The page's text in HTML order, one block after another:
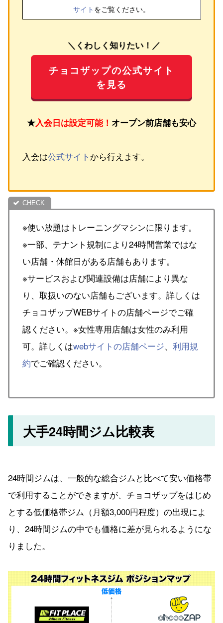
サイト をご覧ください。
＼くわしく知りたい！／
チョコザップの公式サイト
を見る
★入会日は設定可能！ オープン前店舗も安心
入会は公式サイト から行えます。
※使い放題はトレーニングマシンに限ります。
※一部、テナント規制により24時間営業ではな
い店舗・休館日がある店舗もあります。
※サービスおよび関連設備は店舗により異な
り、取扱いのない店舗もございます。詳しくは
チョコザップWEBサイトの店舗ページでご確
認ください。※女性専用店舗は女性のみ利用
可。詳しくはwebサイトの店舗ページ、 利用規
約でご確認ください。
大手24時間ジム比較表
24時間ジムは、一般的な総合ジムと比べて安い価格帯
で利用することができますが、チョコザップをはじめ
とする低価格帯ジム（月額3,000円程度）の出現によ
り、24時間ジムの中でも価格に差が見られるようにな
りました。